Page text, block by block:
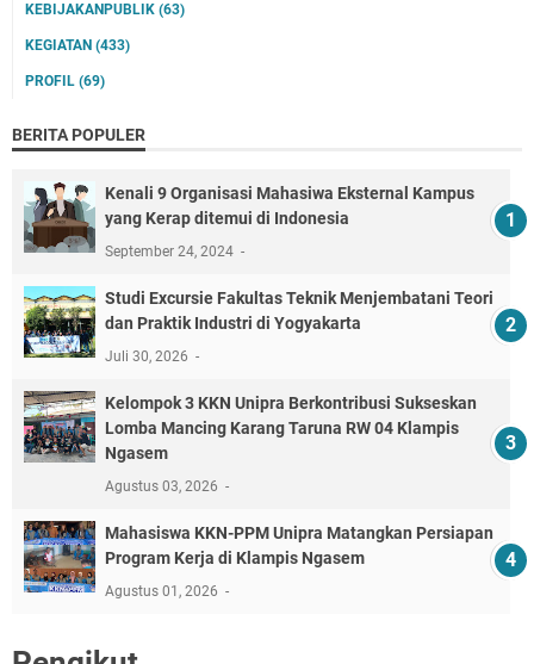
KEBIJAKANPUBLIK (63)
KEGIATAN (433)
PROFIL (69)
BERITA POPULER
Kenali 9 Organisasi Mahasiwa Eksternal Kampus
yang Kerap ditemui di Indonesia
September 24, 2024
‎Studi Excursie Fakultas Teknik Menjembatani Teori
dan Praktik Industri di Yogyakarta ‎
Juli 30, 2026
Kelompok 3 KKN Unipra Berkontribusi Sukseskan
Lomba Mancing Karang Taruna RW 04 Klampis
Ngasem
Agustus 03, 2026
Mahasiswa KKN-PPM Unipra Matangkan Persiapan
Program Kerja di Klampis Ngasem
Agustus 01, 2026